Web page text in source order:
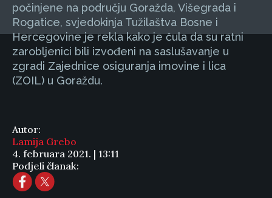
počinjene na području Goražda, Višegrada i
Rogatice, svjedokinja Tužilaštva Bosne i
Hercegovine je rekla kako je čula da su ratni
zarobljenici bili izvođeni na saslušavanje u
zgradi Zajednice osiguranja imovine i lica
(ZOIL) u Goraždu.
Autor:
Lamija Grebo
4. februara 2021. | 13:11
Podjeli članak: